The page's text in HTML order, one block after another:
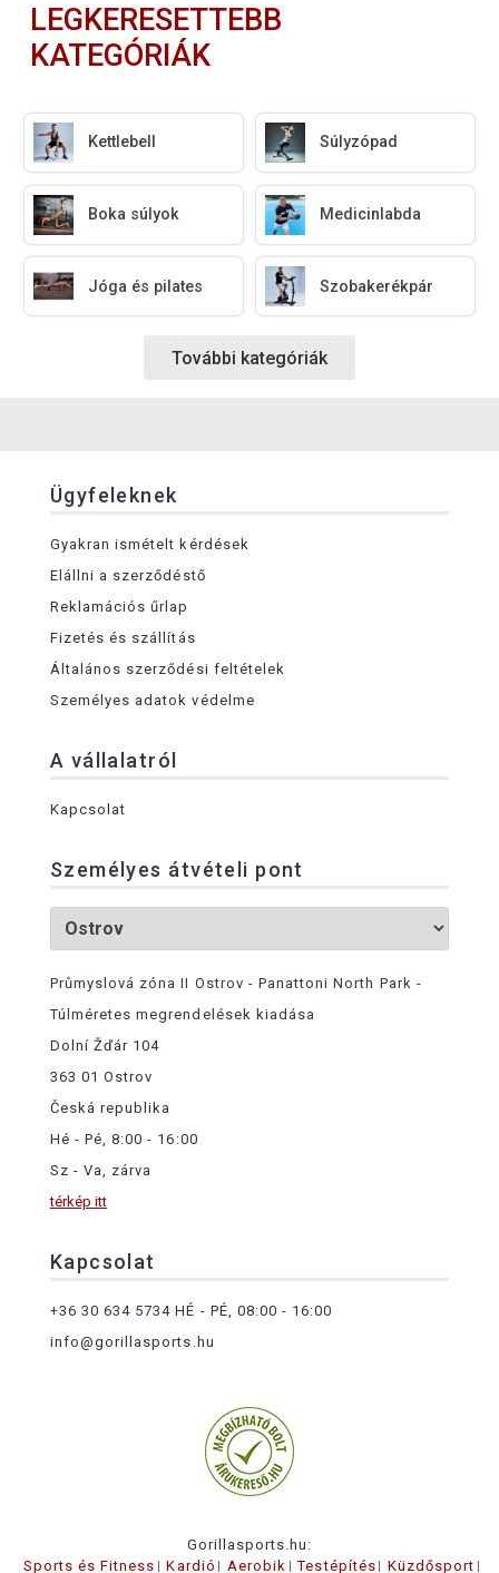
LEGKERESETTEBB
KATEGÓRIÁK
Kettlebell Súlyzópad
Boka súlyok Medicinlabda
Jóga és pilates Szobakerékpár
További kategóriák
Ügyfeleknek
Gyakran ismételt kérdések
Elállni a szerződéstő
Reklamációs űrlap
Fizetés és szállítás
Általános szerződési feltételek
Személyes adatok védelme
A vállalatról
Kapcsolat
Személyes átvételi pont
Průmyslová zóna II Ostrov - Panattoni North Park -
Túlméretes megrendelések kiadása
Dolní Žďár 104
363 01 Ostrov
Česká republika
Hé - Pé, 8:00 - 16:00
Sz - Va, zárva
térkép itt
Kapcsolat
+36 30 634 5734 HÉ - PÉ, 08:00 - 16:00
info@gorillasports.hu
Gorillasports.hu:
Sports és Fitness
Kardió Aerobik Testépítés Küzdősport